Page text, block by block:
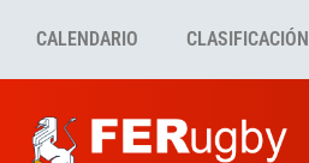
CALENDARIO CLASIFICACIÓN